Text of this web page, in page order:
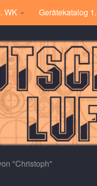
WK Gerätekatalog
"Christoph"